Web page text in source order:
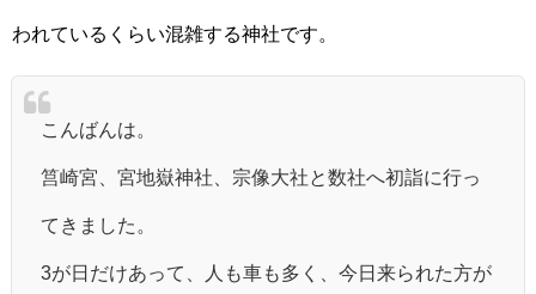
われているくらい混雑する神社です。
こんばんは。
筥崎宮、宮地嶽神社、宗像大社と数社へ初詣に行っ
てきました。
3が日だけあって、人も車も多く、今日来られた方が